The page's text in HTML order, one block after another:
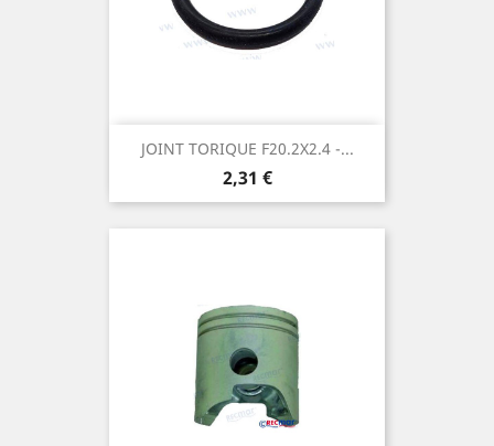
JOINT TORIQUE F20.2X2.4 -...
Prix
2,31 €